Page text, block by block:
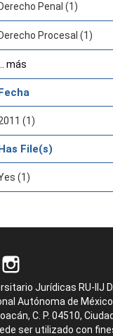
Derecho Penal (1)
Derecho Procesal (1)
... más
(1)
File(s)
(1)
Jurídicas RU-IIJ
Autónoma de
C. P. 04510,
ser utilizado con